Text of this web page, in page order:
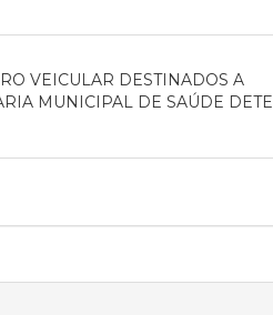
VEICULAR DESTINADOS A
MUNICIPAL DE SAÚDE DETE